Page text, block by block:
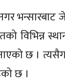
विभिन्न
छ ।
छ ।